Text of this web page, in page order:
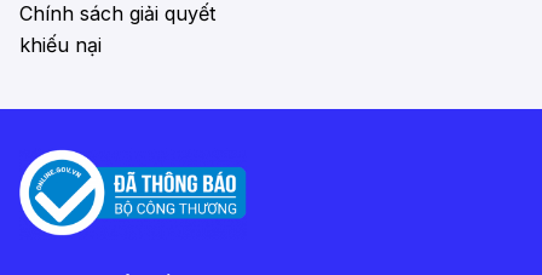
Chính sách giải quyết
khiếu nại